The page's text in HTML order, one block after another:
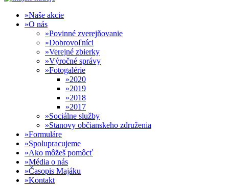
Naše akcie
O nás
Povinné zverejňovanie
Dobrovoľníci
Verejné zbierky
Výročné správy
Fotogalérie
2020
2019
2018
2017
Sociálne služby
Stanovy občianskeho združenia
Formuláre
Spolupracujeme
Ako môžeš pomôcť
Média o nás
Časopis Majáku
Kontakt